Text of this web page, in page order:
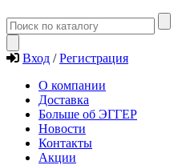
Вход / Регистрация
О компании
Доставка
Больше об ЭГГЕР
Новости
Контакты
Акции